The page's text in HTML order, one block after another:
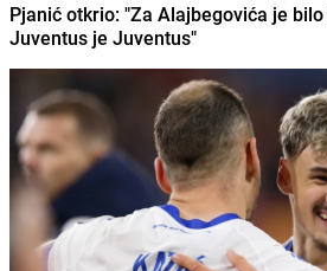
Pjanić otkrio: "Za Alajbegovića je
Juventus je Juventus"